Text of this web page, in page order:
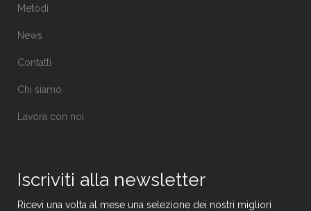
Metodi
News
Contatti
Chi siamo
Lavora con noi
Iscriviti alla newsletter
Ricevi una volta al mese una selezione dei nostri migliori